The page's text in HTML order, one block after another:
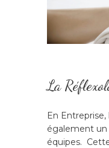
La
En
également un
équipes.